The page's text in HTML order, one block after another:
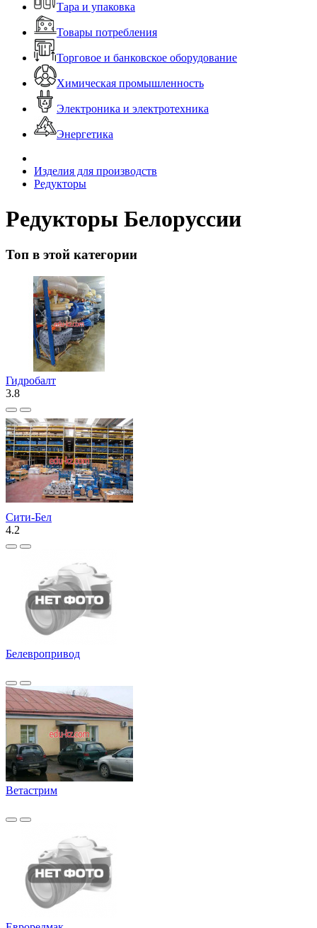
Тара и упаковка
Товары потребления
Торговое и банковское оборудование
Химическая промышленность
Электроника и электротехника
Энергетика
Изделия для производств
Редукторы
Редукторы Белоруссии
Топ в этой категории
Гидробалт
3.8
Сити-Бел
4.2
Белевропривод
Ветастрим